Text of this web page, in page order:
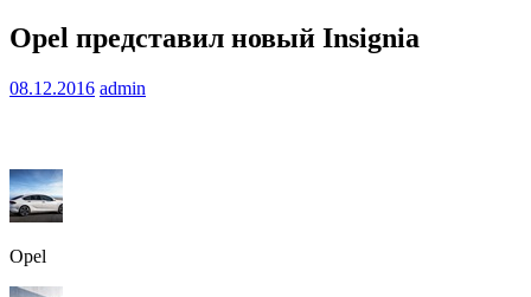
Opel представил новый Insignia
08.12.2016 admin
Opel